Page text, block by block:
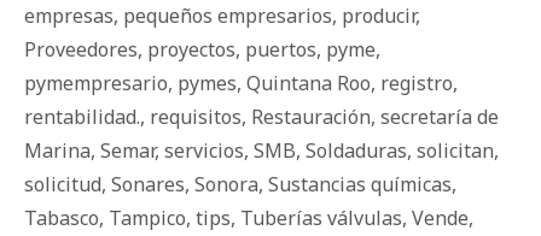
empresas, pequeños empresarios, producir,
Proveedores, proyectos, puertos, pyme,
pymempresario, pymes, Quintana Roo, registro,
rentabilidad., requisitos, Restauración, secretaría de
Marina, Semar, servicios, SMB, Soldaduras, solicitan,
solicitud, Sonares, Sonora, Sustancias químicas,
Tabasco, Tampico, tips, Tuberías válvulas, Vende,